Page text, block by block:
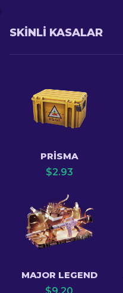
SKINLI KASALAR
PRISMA
$2.93
MAJOR LEGEND